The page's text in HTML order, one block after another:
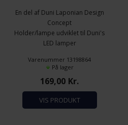
En del af Duni Laponian Design
Concept
Holder/lampe udviklet til Duni's
LED lamper
Materiale: Glas
Excl. Duni's LED Lys
Varenummer 13198864
På lager
169,00 Kr.
VIS PRODUKT